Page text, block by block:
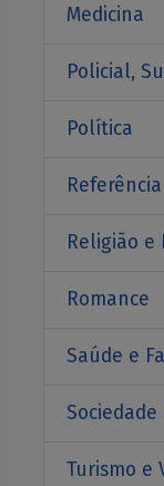
Medicina
Policial,
Política
Referência
Religião e
Romance
Saúde e
Sociedade
Turismo e